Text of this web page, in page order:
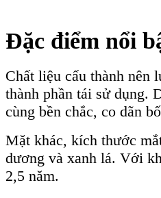
Đặc điểm nổi
Chất liệu cấu thành nên
thành phần tái sử dụng.
cùng bền chắc, co dãn
Mặt khác, kích thước
dương và xanh lá. Với
2,5 năm.